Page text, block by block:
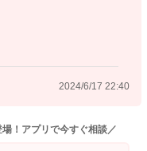
2024/6/17 22:40
！アプリで今すぐ相談／